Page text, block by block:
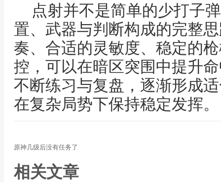
点射并不是简单的少打子
置、武器与判断构成的完整
奏、合适的灵敏度、稳定的
控，可以在暗区突围中提升
不断练习与复盘，逐渐形成
在复杂局势下保持稳定发挥。
原神几级后没有任务了
相关文章